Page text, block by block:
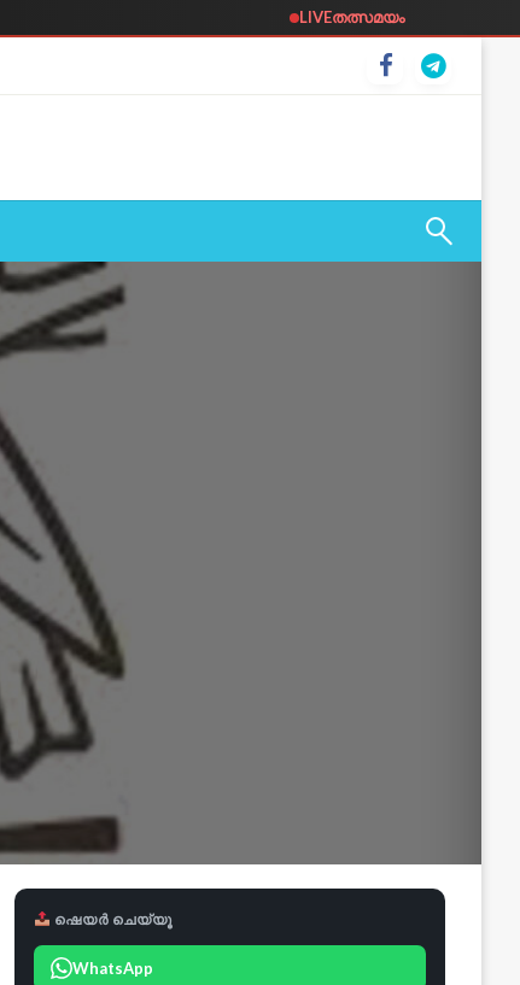
LIVEതത്സമയം
ഷെയർ ചെയ്യൂ
WhatsApp